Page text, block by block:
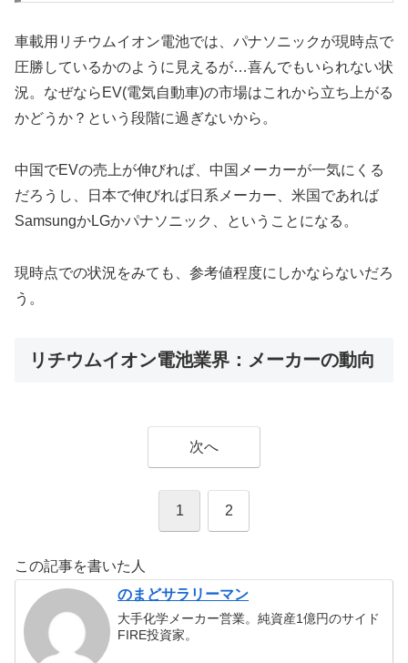
車載用リチウムイオン電池では、パナソニックが現時点で
圧勝しているかのように見えるが…喜んでもいられない状
況。なぜならEV(電気自動車)の市場はこれから立ち上がる
かどうか？という段階に過ぎないから。
中国でEVの売上が伸びれば、中国メーカーが一気にくる
だろうし、日本で伸びれば日系メーカー、米国であれば
SamsungかLGかパナソニック、ということになる。
現時点での状況をみても、参考値程度にしかならないだろ
う。
リチウムイオン電池業界：メーカーの動向
次へ
1 2
この記事を書いた人
のまどサラリーマン
大手化学メーカー営業。純資産1億円のサイド
FIRE投資家。